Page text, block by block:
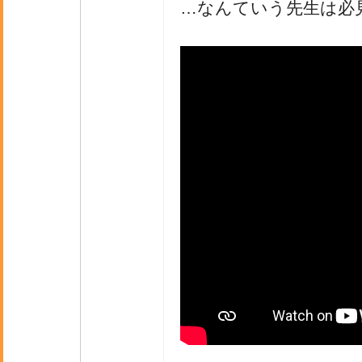
…なんていう先生は必